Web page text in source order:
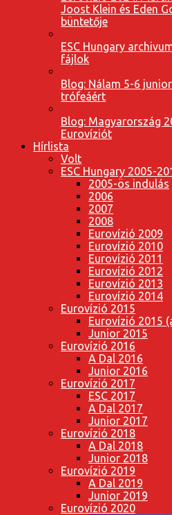
Joost Klein és Eden
büntetője
ESC Hungary
fájlok
Blog: Nálam 5-6
trófeáért
Blog: Magyarország
Eurovíziót
Hírlista
Volt
ESC Hungary 2005-
2005-ös indulás
2006
2007
2008
Eurovízió 2009
Eurovízió 2010
Eurovízió 2011
Eurovízió 2012
Eurovízió 2013
Eurovízió 2014
Eurovízió 2015
Eurovízió 2015
Junior 2015
Eurovízió 2016
A Dal 2016
Junior 2016
Eurovízió 2017
ESC 2017
A Dal 2017
Junior 2017
Eurovízió 2018
A Dal 2018
Junior 2018
Eurovízió 2019
A Dal 2019
Junior 2019
Eurovízió 2020